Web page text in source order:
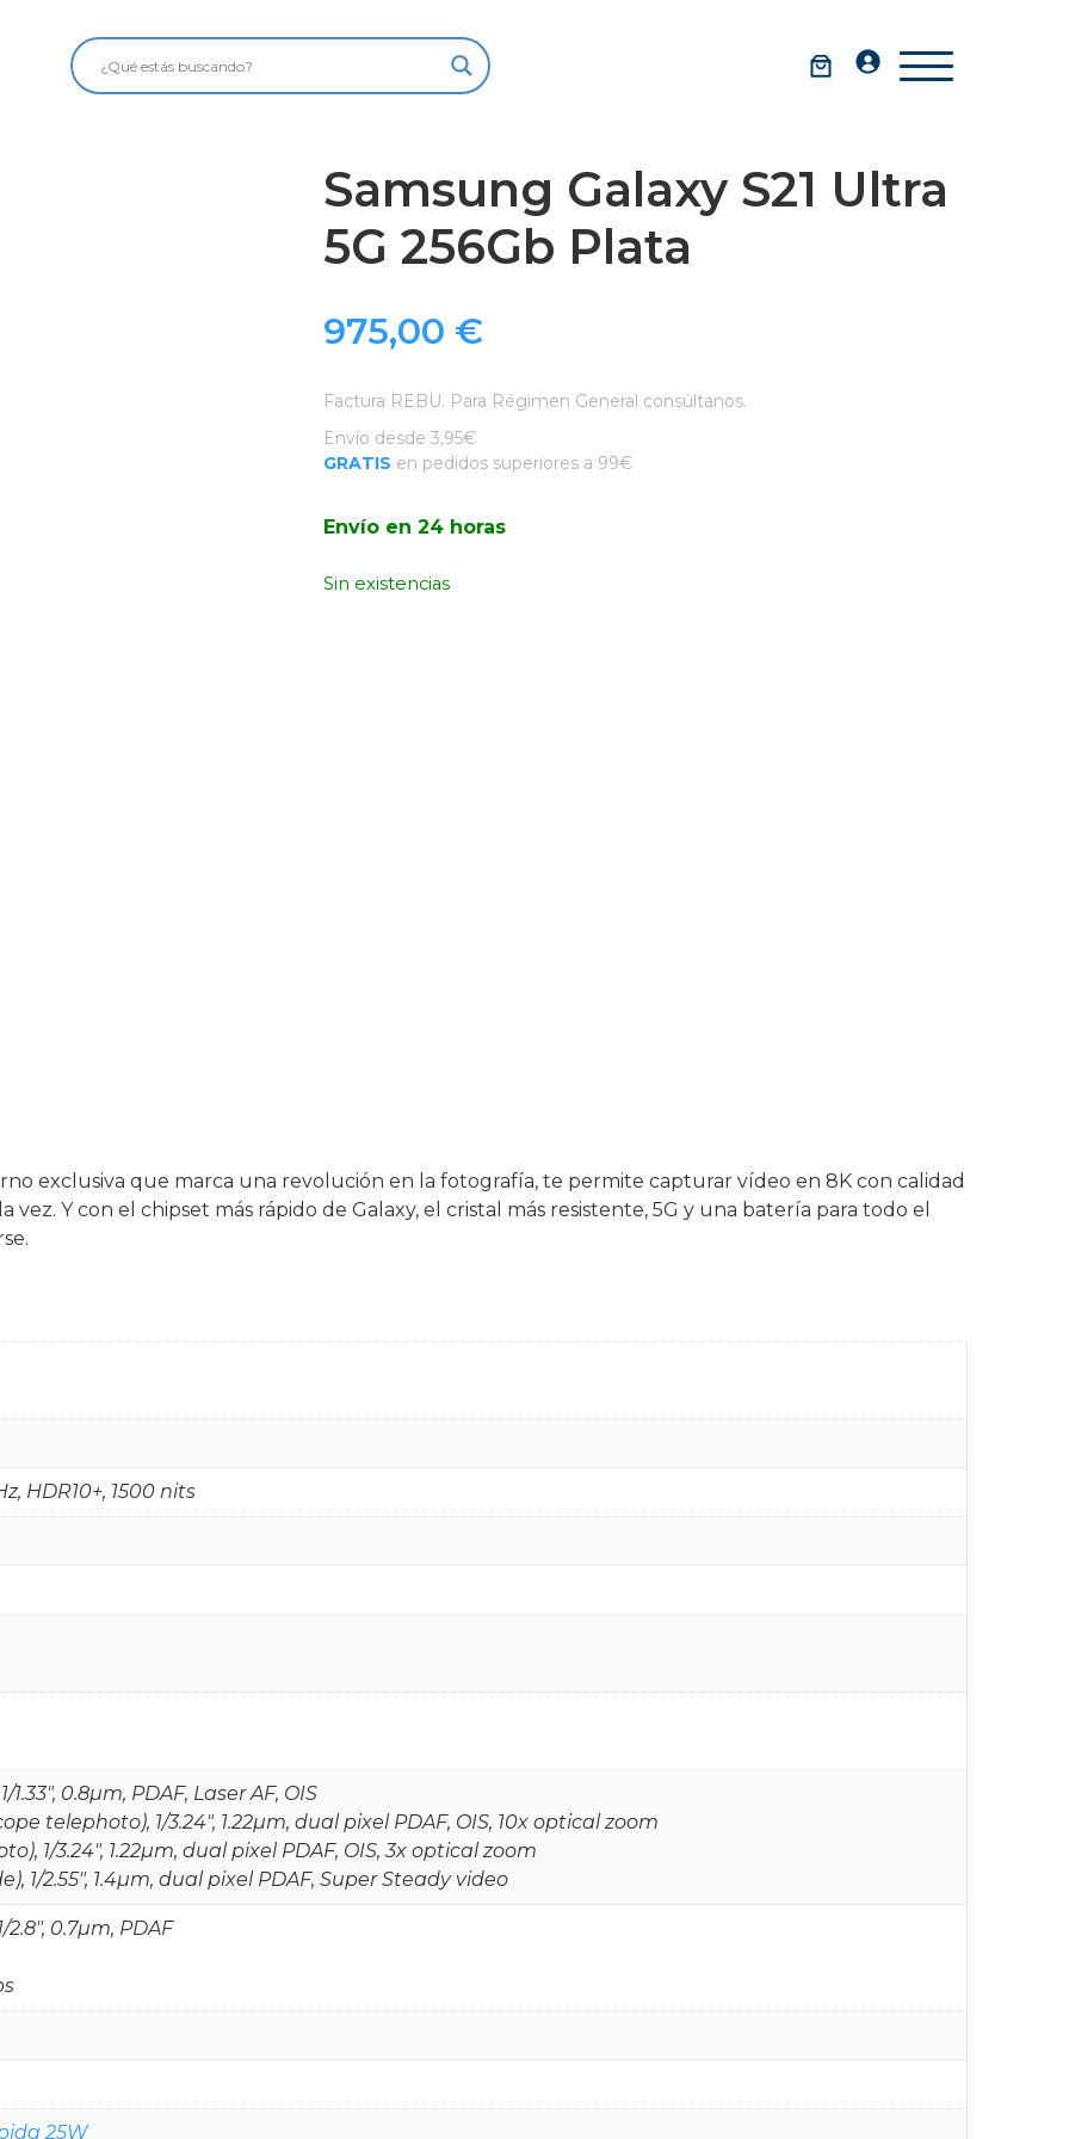
Samsung Galaxy S21 Ultra
5G 256Gb Plata
975,00 €
Factura REBU. Para Régimen General consúltanos.
Envío desde 3,95€
GRATIS en pedidos superiores a 99€
Envío en 24 horas
Sin existencias
exclusiva que marca una revolución en la fotografía, te permite capturar vídeo en 8K con calidad
Y con el chipset más rápido de Galaxy, el cristal más resistente, 5G y una batería para todo el
HDR10+, 1500 nits
1.33", 0.8µm, PDAF, Laser AF, OIS
telephoto), 1/3.24", 1.22µm, dual pixel PDAF, OIS, 10x optical zoom
1/3.24", 1.22µm, dual pixel PDAF, OIS, 3x optical zoom
1/2.55", 1.4µm, dual pixel PDAF, Super Steady video
0.7µm, PDAF
25W